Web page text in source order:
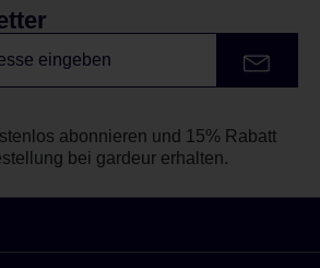
abonnieren und 15% Rabatt
bei gardeur erhalten.